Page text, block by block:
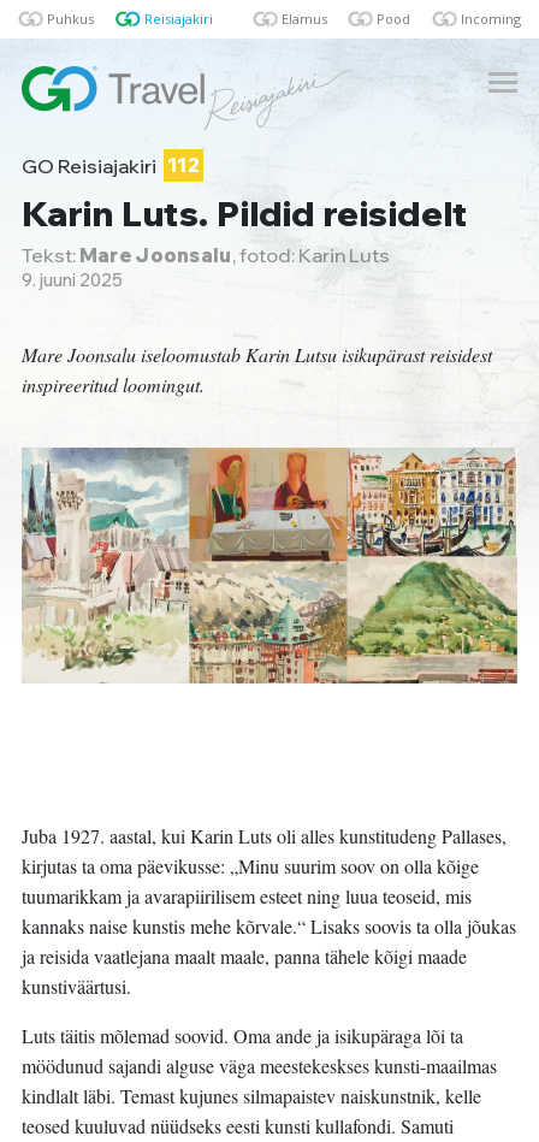
Puhkus Reisiajakiri Elamus Pood Incoming
GO Reisiajakiri 112
Karin Luts. Pildid reisidelt
Tekst: Mare Joonsalu, fotod: Karin Luts
9. juuni 2025
Mare Joonsalu iseloomustab Karin Lutsu isikupärast reisidest
inspireeritud loomingut.
Juba 1927. aastal, kui Karin Luts oli alles kunstitudeng Pallases,
kirjutas ta oma päevikusse: „Minu suurim soov on olla kõige
tuumarikkam ja avarapiirilisem esteet ning luua teoseid, mis
kannaks naise kunstis mehe kõrvale.“ Lisaks soovis ta olla jõukas
ja reisida vaatlejana maalt maale, panna tähele kõigi maade
kunstiväärtusi.
Luts täitis mõlemad soovid. Oma ande ja isikupäraga lõi ta
möödunud sajandi alguse väga meestekeskses kunsti-maailmas
kindlalt läbi. Temast kujunes silmapaistev naiskunstnik, kelle
teosed kuuluvad nüüdseks eesti kunsti kullafondi. Samuti